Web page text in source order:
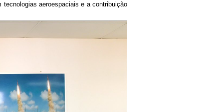
aeroespaciais e a contribuição